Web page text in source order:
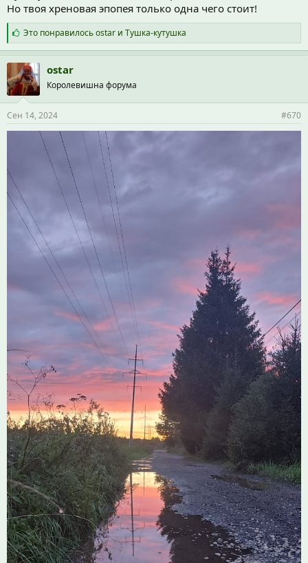
Но твоя хреновая эпопея только одна чего стоит!
С
и
м
п
а
т
и
Это понравилосьostarи Тушка-кутушка
ostar
Королевишна форума
Сен 14, 2024 #670